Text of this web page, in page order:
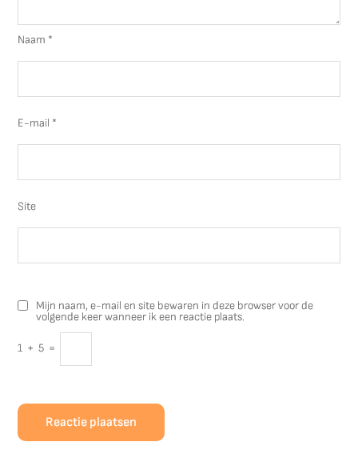
Naam *
E-mail *
Site
Mijn naam, e-mail en site bewaren in deze browser voor de
volgende keer wanneer ik een reactie plaats.
1 + 5 =